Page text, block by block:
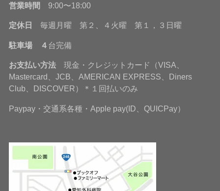
営業時間 9:00〜18:00
定休日 毎週月曜 第２、４火曜 第１，３日曜
駐車場 ４ 台完備
お支払い方法現金・クレジットカード（VISA、
Mastercard、JCB、AMERICAN EXPRESS、Diners
Club、DISCOVER）＊１回払いのみ
Paypay・交通系各種・Apple pay(ID、QUICPay）